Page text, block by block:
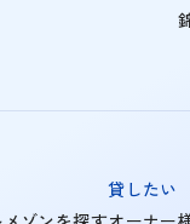
貸したい